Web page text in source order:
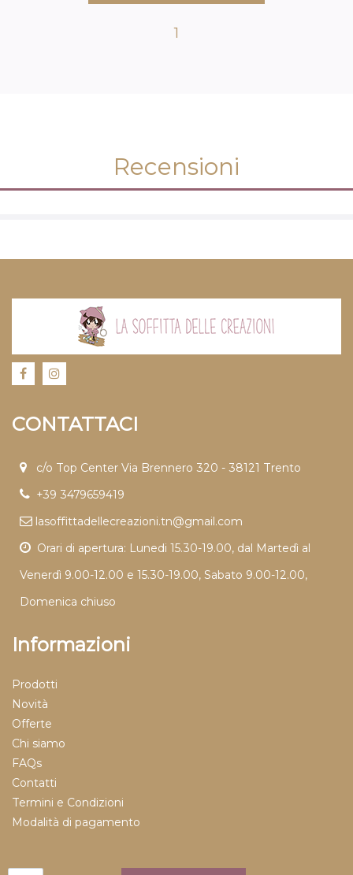
1
Recensioni
CONTATTACI
c/o Top Center Via Brennero 320 - 38121 Trento
+39 3479659419
lasoffittadellecreazioni.tn@gmail.com
Orari di apertura: Lunedi 15.30-19.00, dal Martedì al
Venerdì 9.00-12.00 e 15.30-19.00, Sabato 9.00-12.00,
Domenica chiuso
Informazioni
Prodotti
Novità
Offerte
Chi siamo
FAQs
Contatti
Termini e Condizioni
Modalità di pagamento